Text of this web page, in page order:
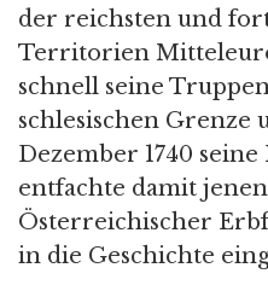
der reichsten und
Territorien
schnell seine
schlesischen Grenze
Dezember 1740
entfachte damit
Österreichischer
in die Geschichte